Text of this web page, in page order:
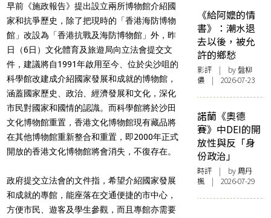
早前《施政報告》提出設立兩所博物館介紹國
家和抗爭歷史，除了把現時的「香港海防博物
館」改設為「香港抗戰及海防博物館」外，昨
日（6日）文化體育及旅遊局向立法會提交文
件，建議將自1991年啟用至今、位於尖沙咀的
科學館改建成介紹國家發展和成就的博物館，
涵蓋國家歷史、政治、經濟發展和文化，深化
市民對國家和國情的認識。而科學館將於沙田
文化博物館重置，香港文化博物館現有藏品將
在其他博物館重新整合和重置，即2000年正式
開放的香港文化博物館將會消失，不復存在。
政府提交立法會的文件指，希望介紹國家發展
和成就的專館，能座落在交通便捷的市中心，
方便市民、遊客及學生參觀，而且專館亦需要
《給阿嬤的情
書》：潮水退
去以後，被允
許的鄉愁
影評 | by 盤柳
儂 | 2026-07-23
諾蘭《奧德
賽》中DEI的開
放性與反「身
份政治」
時評 | by周丹
楓 | 2026-07-29